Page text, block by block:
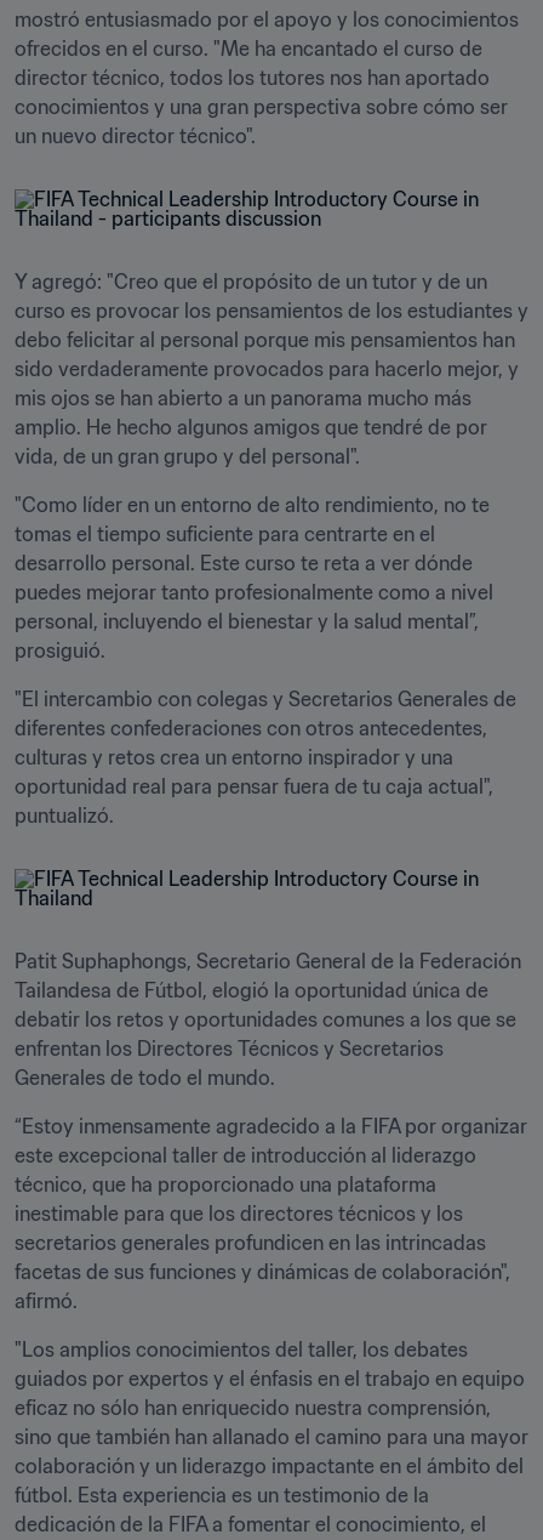
mostró entusiasmado por el apoyo y los conocimientos
ofrecidos en el curso. "Me ha encantado el curso de
director técnico, todos los tutores nos han aportado
conocimientos y una gran perspectiva sobre cómo ser
un nuevo director técnico".
Y agregó: "Creo que el propósito de un tutor y de un
curso es provocar los pensamientos de los estudiantes y
debo felicitar al personal porque mis pensamientos han
sido verdaderamente provocados para hacerlo mejor, y
mis ojos se han abierto a un panorama mucho más
amplio. He hecho algunos amigos que tendré de por
vida, de un gran grupo y del personal".
"Como líder en un entorno de alto rendimiento, no te
tomas el tiempo suficiente para centrarte en el
desarrollo personal. Este curso te reta a ver dónde
puedes mejorar tanto profesionalmente como a nivel
personal, incluyendo el bienestar y la salud mental”,
prosiguió.
"El intercambio con colegas y Secretarios Generales de
diferentes confederaciones con otros antecedentes,
culturas y retos crea un entorno inspirador y una
oportunidad real para pensar fuera de tu caja actual",
puntualizó.
Patit Suphaphongs, Secretario General de la Federación
Tailandesa de Fútbol, elogió la oportunidad única de
debatir los retos y oportunidades comunes a los que se
enfrentan los Directores Técnicos y Secretarios
Generales de todo el mundo.
“Estoy inmensamente agradecido a la FIFA por organizar
este excepcional taller de introducción al liderazgo
técnico, que ha proporcionado una plataforma
inestimable para que los directores técnicos y los
secretarios generales profundicen en las intrincadas
facetas de sus funciones y dinámicas de colaboración",
afirmó.
"Los amplios conocimientos del taller, los debates
guiados por expertos y el énfasis en el trabajo en equipo
eficaz no sólo han enriquecido nuestra comprensión,
sino que también han allanado el camino para una mayor
colaboración y un liderazgo impactante en el ámbito del
fútbol. Esta experiencia es un testimonio de la
dedicación de la FIFA a fomentar el conocimiento, el